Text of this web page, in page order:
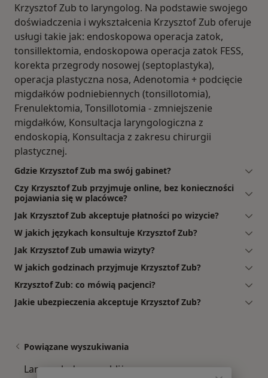
Krzysztof Zub to laryngolog. Na podstawie swojego
doświadczenia i wykształcenia Krzysztof Zub oferuje
usługi takie jak: endoskopowa operacja zatok,
tonsillektomia, endoskopowa operacja zatok FESS,
korekta przegrody nosowej (septoplastyka),
operacja plastyczna nosa, Adenotomia + podcięcie
migdałków podniebiennych (tonsillotomia),
Frenulektomia, Tonsillotomia - zmniejszenie
migdałków, Konsultacja laryngologiczna z
endoskopią, Konsultacja z zakresu chirurgii
plastycznej.
Gdzie Krzysztof Zub ma swój gabinet?
Czy Krzysztof Zub przyjmuje online, bez konieczności
pojawiania się w placówce?
Jak Krzysztof Zub akceptuje płatności po wizycie?
W jakich językach konsultuje Krzysztof Zub?
Jak Krzysztof Zub umawia wizyty?
W jakich godzinach przyjmuje Krzysztof Zub?
Krzysztof Zub: co mówią pacjenci?
Jakie ubezpieczenia akceptuje Krzysztof Zub?
Powiązane wyszukiwania
Laryngolodzy w pobliżu